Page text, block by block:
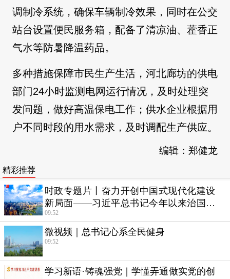
调制冷系统，确保车辆制冷效果，同时在公交
站台设置便民服务箱，配备了清凉油、藿香正
气水等防暑降温药品。
多种措施保障市民生产生活，河北廊坊的供电
部门24小时监测电网运行情况，及时处理突
发问题，做好高温保电工作；供水企业根据用
户不同时段的用水需求，及时调配生产供应。
编辑：郑健龙
精彩推荐